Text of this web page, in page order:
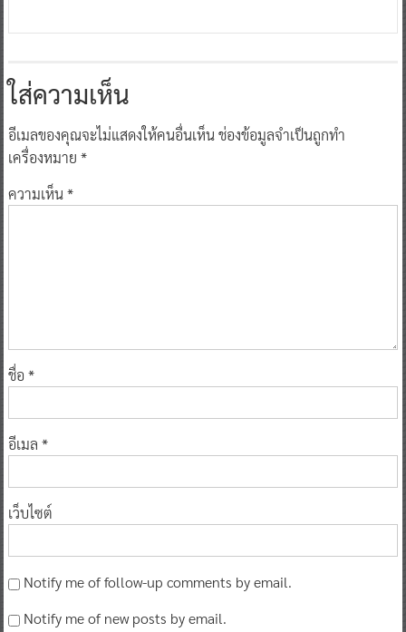
ใส่ความเห็น
อีเมลของคุณจะไม่แสดงให้คนอื่นเห็นช่องข้อมูลจำเป็นถูกทำ
เครื่องหมาย *
ความเห็น*
ชื่อ *
อีเมล *
เว็บไซต์
Notify me of follow-up comments by email.
Notify me of new posts by email.